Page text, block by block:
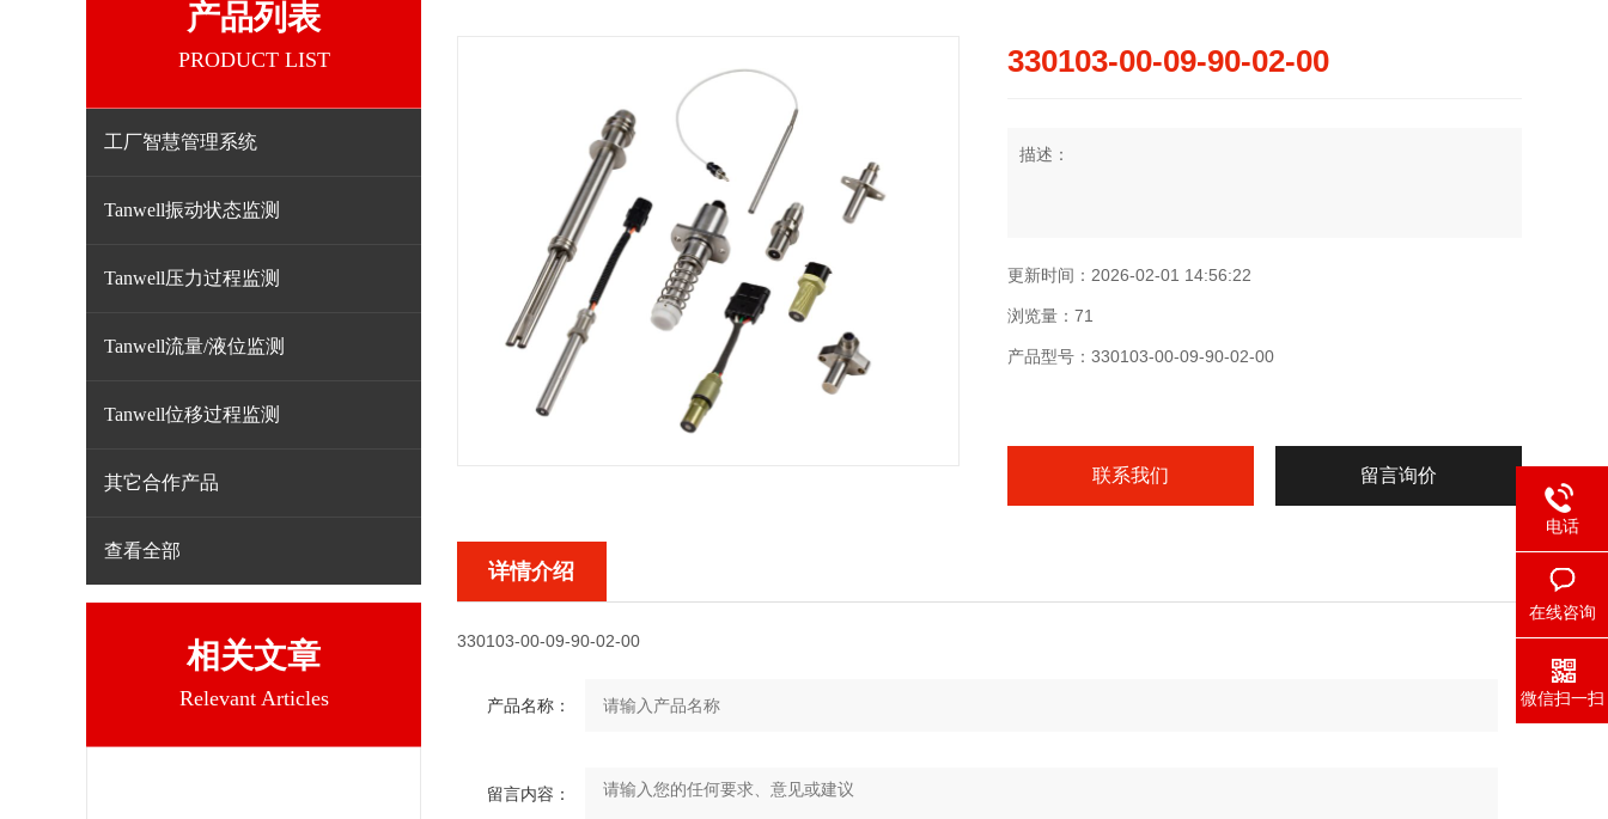
产品列表
PRODUCT LIST
工厂智慧管理系统
Tanwell振动状态监测
Tanwell压力过程监测
Tanwell流量/液位监测
Tanwell位移过程监测
其它合作产品
查看全部
相关文章
Relevant Articles
330103-00-09-90-02-00
描述：
更新时间：2026-02-01 14:56:22
浏览量：71
产品型号：330103-00-09-90-02-00
联系我们 留言询价
详情介绍
330103-00-09-90-02-00
产品名称：
留言内容：
电话
在线咨询
微信扫一扫